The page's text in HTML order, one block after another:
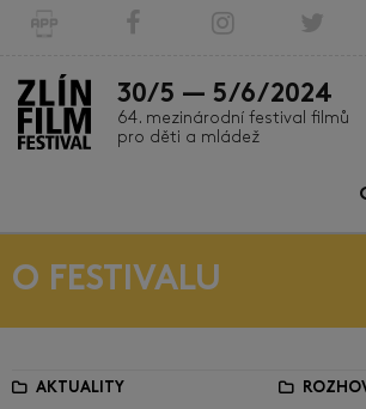
30/5 — 5/6/2024
64. mezinárodní festival filmů
pro děti a mládež
O FESTIVALU
AKTUALITY